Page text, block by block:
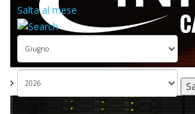
Salta al mese